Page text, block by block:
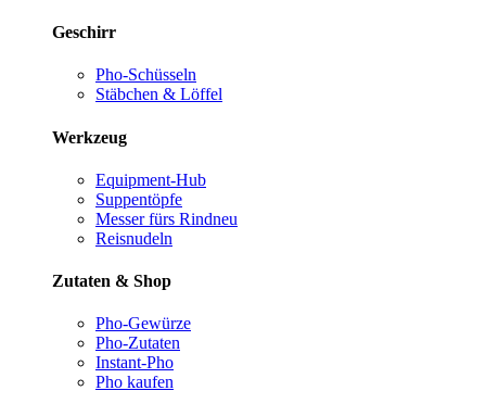
Geschirr
Pho-Schüsseln
Stäbchen & Löffel
Werkzeug
Equipment-Hub
Suppentöpfe
Messer fürs Rindneu
Reisnudeln
Zutaten & Shop
Pho-Gewürze
Pho-Zutaten
Instant-Pho
Pho kaufen